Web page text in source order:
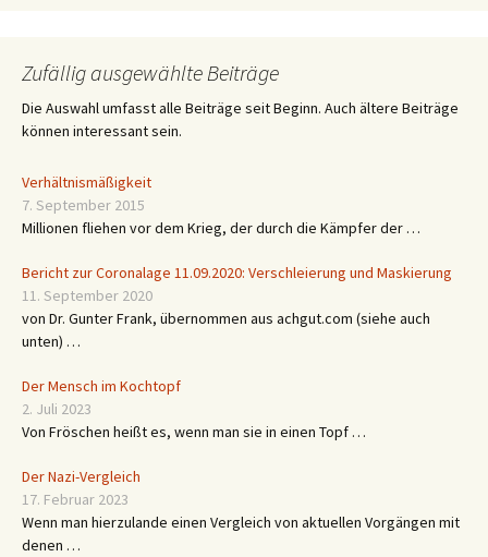
Zufällig ausgewählte Beiträge
Die Auswahl umfasst alle Beiträge seit Beginn. Auch ältere Beiträge
können interessant sein.
Verhältnismäßigkeit
7. September 2015
Millionen fliehen vor dem Krieg, der durch die Kämpfer der …
Bericht zur Coronalage 11.09.2020: Verschleierung und Maskierung
11. September 2020
von Dr. Gunter Frank, übernommen aus achgut.com (siehe auch
unten) …
Der Mensch im Kochtopf
2. Juli 2023
Von Fröschen heißt es, wenn man sie in einen Topf …
Der Nazi-Vergleich
17. Februar 2023
Wenn man hierzulande einen Vergleich von aktuellen Vorgängen mit
denen …